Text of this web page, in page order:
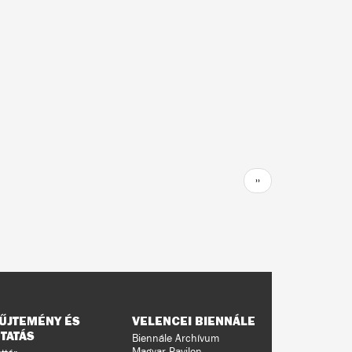
Következő
oldal
››
ÉS
VELENCEI BIENNÁLE
Biennále Archívum